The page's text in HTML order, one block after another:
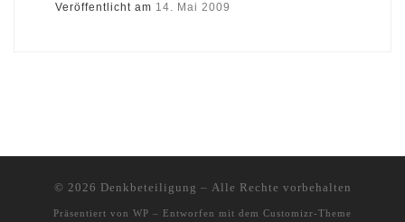
Veröffentlicht am 14. Mai 2009
© 2026 Denkbeteiligung – Alle Rechte vorbehalten
Präsentiert von WP – Entworfen mit dem Customizr-Theme